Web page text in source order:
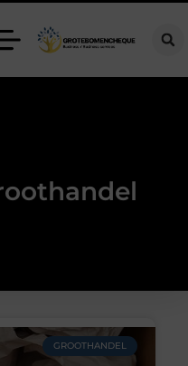
uw project
GROOTHANDEL